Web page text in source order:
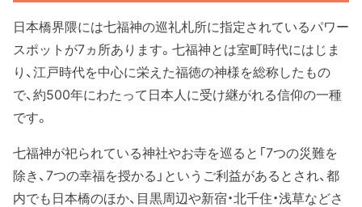
日本橋界隈には七福神の巡礼札所に指定されているパワー
スポットが7ヵ所あります。七福神とは室町時代にはじま
り、江戸時代を中心に栄えた福徳の神様を総称したもの
で、約500年にわたって日本人に受け継がれる信仰の一種
です。
七福神が祀られている神社やお寺を巡ると「7つの災難を
除き、7つの幸福を授かる」というご利益があるとされ、都
内でも日本橋のほか、目黒周辺や新宿・北千住・浅草などさ